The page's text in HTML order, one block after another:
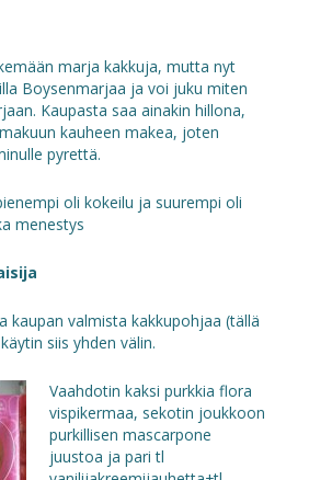
marja kakkuja, mutta nyt
Boysenmarjaa ja voi juku miten
Kaupasta saa ainakin hillona,
kauheen makea, joten
pyrettä.
oli kokeilu ja suurempi oli
menestys
kaupan valmista kakkupohjaa (tällä
siis yhden välin.
Vaahdotin kaksi purkkia flora
vispikermaa, sekotin joukkoon
purkillisen mascarpone
juustoa ja pari tl